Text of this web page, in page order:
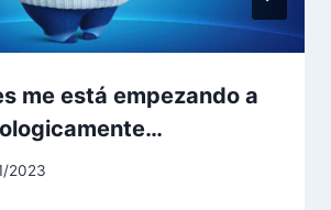
me está empezando a
2023